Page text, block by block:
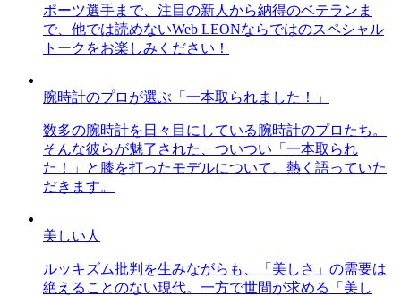
ポーツ選手まで、注目の新人から納得のベテランま
で、他では読めないWeb LEONならではのスペシャル
トークをお楽しみください！
腕時計のプロが選ぶ「一本取られました！」
数多の腕時計を日々目にしている腕時計のプロたち。
そんな彼らが魅了された、ついつい「一本取られ
た！」と膝を打ったモデルについて、熱く語っていた
だきます。
美しい人
ルッキズム批判を生みながらも、「美しさ」の需要は
絶えることのない現代。一方で世間が求める「美し